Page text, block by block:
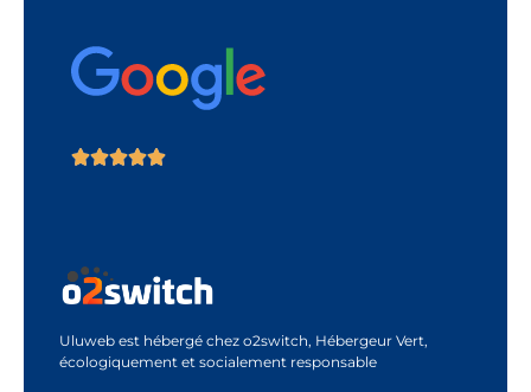
Uluweb est hébergé chez o2switch, Hébergeur Vert,
écologiquement et socialement responsable